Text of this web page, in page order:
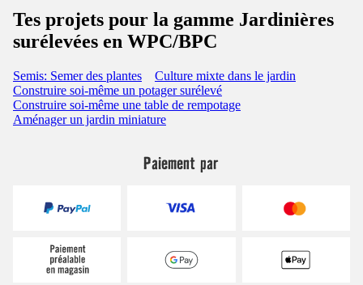
Tes projets pour la gamme Jardinières
surélevées en WPC/BPC
Semis: Semer des plantes
Culture mixte dans le jardin
Construire soi-même un potager surélevé
Construire soi-même une table de rempotage
Aménager un jardin miniature
Paiement par